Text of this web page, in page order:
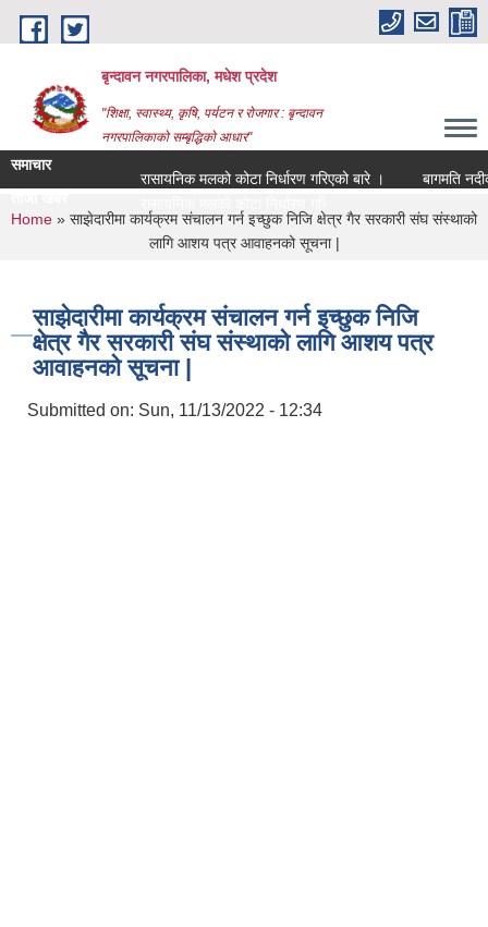
Skip to main content
बृन्दावन नगरपालिका, मधेश प्रदेश
"शिक्षा, स्वास्थ्य, कृषि, पर्यटन र रोजगार : बृन्दावन
नगरपालिकाको सम्बृद्धिको आधार"
समाचार
रासायनिक मलको कोटा निर्धारण गरिएको बारे ।
बागमति नदीको
You are here
Home » साझेदारीमा कार्यक्रम संचालन गर्न इच्छुक निजि क्षेत्र गैर सरकारी संघ संस्थाको
लागि आशय पत्र आवाहनको सूचना |
साझेदारीमा कार्यक्रम संचालन गर्न इच्छुक निजि
क्षेत्र गैर सरकारी संघ संस्थाको लागि आशय पत्र
आवाहनको सूचना |
Submitted on: Sun, 11/13/2022 - 12:34